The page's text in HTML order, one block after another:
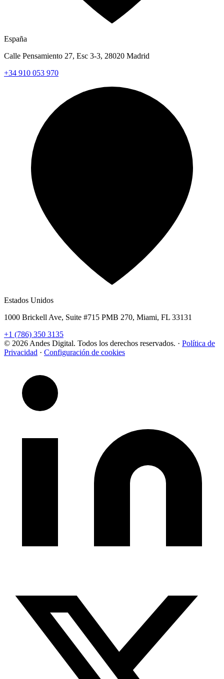
España
Calle Pensamiento 27, Esc 3-3, 28020 Madrid
+34 910 053 970
Estados Unidos
1000 Brickell Ave, Suite #715 PMB 270, Miami, FL 33131
+1 (786) 350 3135
© 2026 Andes Digital. Todos los derechos reservados. · Política de
Privacidad · Configuración de cookies